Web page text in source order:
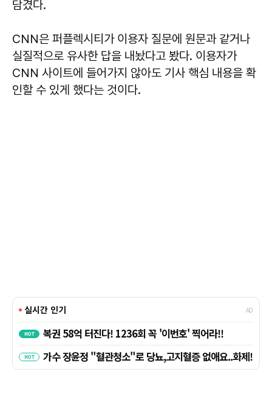
담겼다.
CNN은 퍼플렉시티가 이용자 질문에 원문과 같거나
실질적으로 유사한 답을 내놨다고 봤다. 이용자가
CNN 사이트에 들어가지 않아도 기사 핵심 내용을 확
인할 수 있게 했다는 것이다.